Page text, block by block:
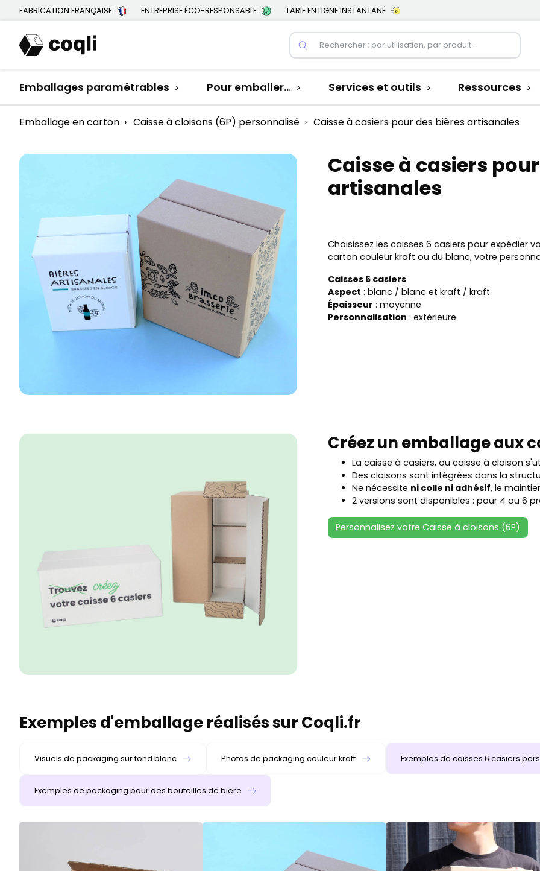
FABRICATION FRANÇAISE ENTREPRISE ÉCO-RESPONSABLE TARIF EN LIGNE INSTANTANÉ
Emballages paramétrables > Pour emballer... > Services et outils > Ressources >
Emballage en carton › Caisse à cloisons (6P) personnalisé › Caisse à casiers pour des bières artisanales
Caisse à casiers
artisanales
Choisissez les caisses 6 casiers pour expédier
carton couleur kraft ou du blanc, votre
Caisses 6 casiers
Aspect : blanc / blanc et kraft / kraft
Épaisseur : moyenne
Personnalisation : extérieure
Créez un emballage aux
La caisse à casiers, ou caisse à cloison
Des cloisons sont intégrées dans la
Ne nécessite ni colle ni adhésif, le
2 versions sont disponibles : pour 4 ou 6
Personnalisez votre Caisse à cloisons (6P)
Exemples d'emballage réalisés sur Coqli.fr
Visuels de packaging sur fond blanc Photos de packaging couleur kraft Exemples de caisses 6 casiers
Exemples de packaging pour des bouteilles de bière